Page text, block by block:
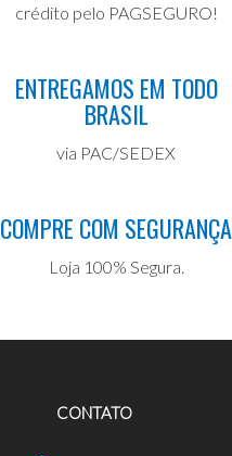
crédito pelo PAGSEGURO!
ENTREGAMOS EM TODO
BRASIL
via PAC/SEDEX
COMPRE COM SEGURANÇA
Loja 100% Segura.
CONTATO